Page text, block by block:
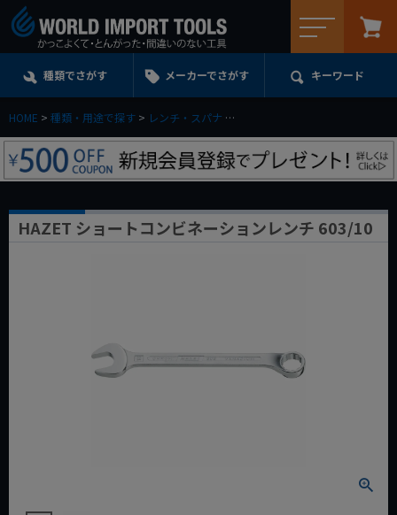
種類でさがす メーカーでさがす キーワード
HOME 種類・用途で探す レンチ・スパナ
HAZET ショートコンビネーションレンチ 603/10